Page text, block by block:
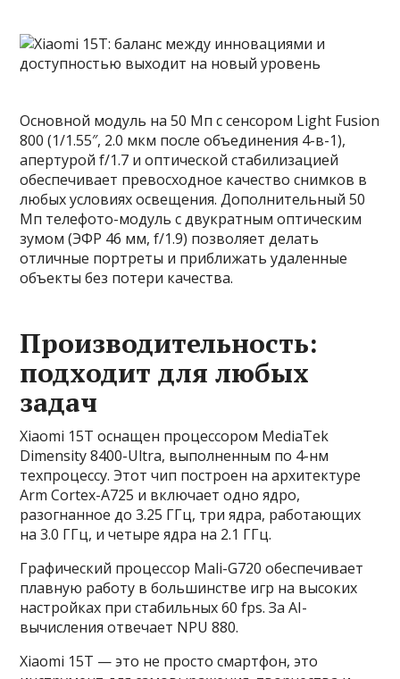
Основной модуль на 50 Мп с сенсором Light Fusion
800 (1/1.55″, 2.0 мкм после объединения 4-в-1),
апертурой f/1.7 и оптической стабилизацией
обеспечивает превосходное качество снимков в
любых условиях освещения. Дополнительный 50
Мп телефото-модуль с двукратным оптическим
зумом (ЭФР 46 мм, f/1.9) позволяет делать
отличные портреты и приближать удаленные
объекты без потери качества.
Производительность:
подходит для любых
задач
Xiaomi 15T оснащен процессором MediaTek
Dimensity 8400-Ultra, выполненным по 4-нм
техпроцессу. Этот чип построен на архитектуре
Arm Cortex-A725 и включает одно ядро,
разогнанное до 3.25 ГГц, три ядра, работающих
на 3.0 ГГц, и четыре ядра на 2.1 ГГц.
Графический процессор Mali-G720 обеспечивает
плавную работу в большинстве игр на высоких
настройках при стабильных 60 fps. За AI-
вычисления отвечает NPU 880.
Xiaomi 15T — это не просто смартфон, это